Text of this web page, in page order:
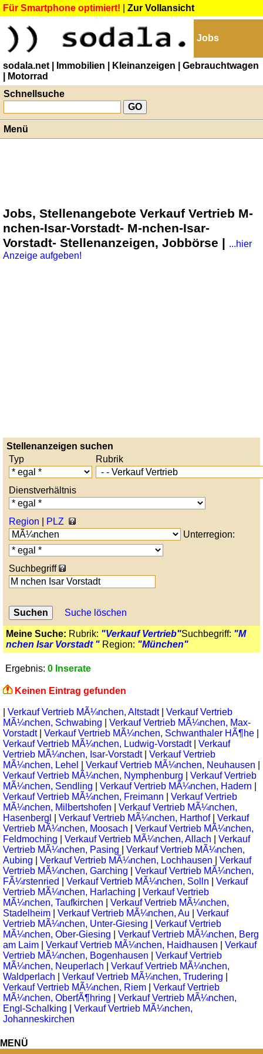
Für Smartphone optimiert! Zur Vollansicht
Jobs
sodala.net | Immobilien | Kleinanzeigen
| Gebrauchtwagen
| Motorrad
Schnellsuche
Menü
Jobs, Stellenangebote Verkauf Vertrieb M-
nchen-Isar-Vorstadt- M-nchen-Isar-
Vorstadt- Stellenanzeigen, Jobbörse | ...hier
Anzeige aufgeben!
Stellenanzeigen suchen
Typ
Rubrik
Dienstverhältnis
Region
PLZ
Unterregion:
Suchbegriff
Suche löschen
Meine Suche: Rubrik: "Verkauf Vertrieb"Suchbegriff: "M
nchen Isar Vorstadt " Region: "München"
Ergebnis: 0 Inserate
Keinen Eintrag gefunden
Verkauf Vertrieb MÃ¼nchen, Altstadt
Verkauf Vertrieb
MÃ¼nchen, Schwabing
Verkauf Vertrieb MÃ¼nchen, Max-
Vorstadt
Verkauf Vertrieb MÃ¼nchen, Schwanthaler HÃ¶he
Verkauf Vertrieb MÃ¼nchen, Ludwig-Vorstadt
Verkauf
Vertrieb MÃ¼nchen, Isar-Vorstadt
Verkauf Vertrieb
MÃ¼nchen, Lehel
Verkauf Vertrieb MÃ¼nchen, Neuhausen
Verkauf Vertrieb MÃ¼nchen, Nymphenburg
Verkauf Vertrieb
MÃ¼nchen, Sendling
Verkauf Vertrieb MÃ¼nchen, Hadern
Verkauf Vertrieb MÃ¼nchen, Freimann
Verkauf Vertrieb
MÃ¼nchen, Milbertshofen
Verkauf Vertrieb MÃ¼nchen,
Hasenbergl
Verkauf Vertrieb MÃ¼nchen, Harthof
Verkauf
Vertrieb MÃ¼nchen, Moosach
Verkauf Vertrieb MÃ¼nchen,
Feldmoching
Verkauf Vertrieb MÃ¼nchen, Allach
Verkauf
Vertrieb MÃ¼nchen, Pasing
Verkauf Vertrieb MÃ¼nchen,
Aubing
Verkauf Vertrieb MÃ¼nchen, Lochhausen
Verkauf
Vertrieb MÃ¼nchen, Garching
Verkauf Vertrieb MÃ¼nchen,
FÃ¼rstenried
Verkauf Vertrieb MÃ¼nchen, Solln
Verkauf
Vertrieb MÃ¼nchen, Harlaching
Verkauf Vertrieb
MÃ¼nchen, Taufkirchen
Verkauf Vertrieb MÃ¼nchen,
Stadelheim
Verkauf Vertrieb MÃ¼nchen, Au
Verkauf
Vertrieb MÃ¼nchen, Unter-Giesing
Verkauf Vertrieb
MÃ¼nchen, Ober-Giesing
Verkauf Vertrieb MÃ¼nchen, Berg
am Laim
Verkauf Vertrieb MÃ¼nchen, Haidhausen
Verkauf
Vertrieb MÃ¼nchen, Bogenhausen
Verkauf Vertrieb
MÃ¼nchen, Neuperlach
Verkauf Vertrieb MÃ¼nchen,
Waldperlach
Verkauf Vertrieb MÃ¼nchen, Trudering
Verkauf Vertrieb MÃ¼nchen, Riem
Verkauf Vertrieb
MÃ¼nchen, OberfÃ¶hring
Verkauf Vertrieb MÃ¼nchen,
Engl-Schalking
Verkauf Vertrieb MÃ¼nchen,
Johanneskirchen
MENÜ